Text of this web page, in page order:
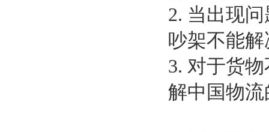
2. 当出现
吵架不能
3. 对于货
解中国物